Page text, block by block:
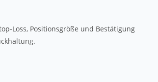
Loss, Positionsgröße und Bestätigung